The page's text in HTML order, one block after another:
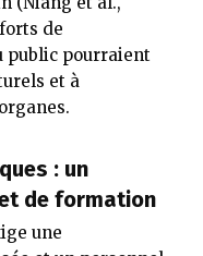
de
public pourraient
et à
: un
de formation
une